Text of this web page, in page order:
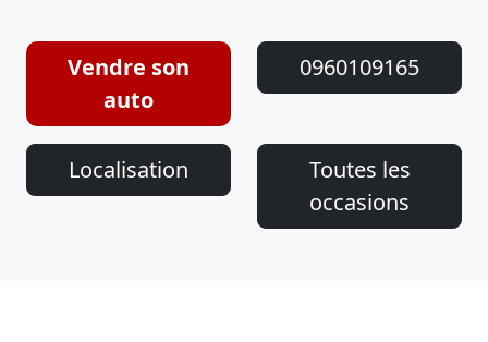
Vendre son
auto
0960109165
Localisation
Toutes les
occasions